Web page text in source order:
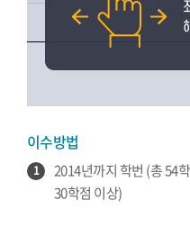
이수방법
1
2014년까지 학번 (총 54
30학점 이상)